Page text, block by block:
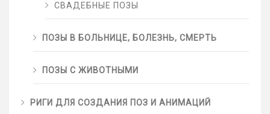
СВАДЕБНЫЕ ПОЗЫ
ПОЗЫ В БОЛЬНИЦЕ, БОЛЕЗНЬ, СМЕРТЬ
ПОЗЫ С ЖИВОТНЫМИ
РИГИ ДЛЯ СОЗДАНИЯ ПОЗ И АНИМАЦИЙ